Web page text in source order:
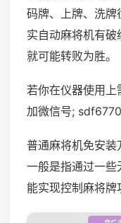
码牌、上牌、洗
实自动麻将机有
就可能转败为胜。
若你在仪器使用
加微信号; sdf6770
普通麻将机免安
一般是指通过一
能实现控制麻将牌